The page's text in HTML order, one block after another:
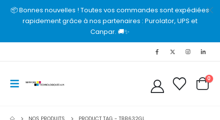
📦 Bonnes nouvelles ! Toutes vos commandes sont expédiées
rapidement grâce à nos partenaires : Purolator, UPS et
Canpar. 🚚✨
0